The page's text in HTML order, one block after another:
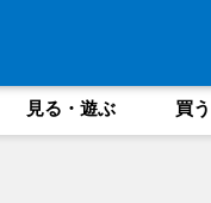
見る・遊ぶ 買う